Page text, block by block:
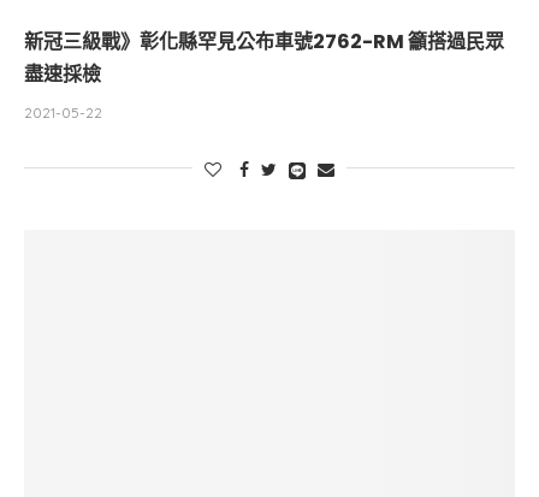
新冠三級戰》彰化縣罕見公布車號2762-RM 籲搭過民眾
盡速採檢
2021-05-22